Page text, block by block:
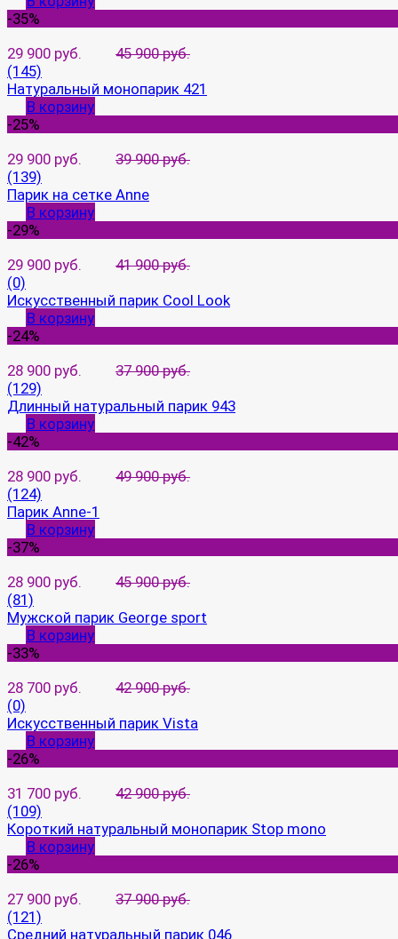
-35%
29 900 руб.
45 900 руб.
(145)
Натуральный монопарик 421
В корзину
-25%
29 900 руб.
39 900 руб.
(139)
Парик на сетке Anne
В корзину
-29%
29 900 руб.
41 900 руб.
(0)
Искусственный парик Cool Look
В корзину
-24%
28 900 руб.
37 900 руб.
(129)
Длинный натуральный парик 943
В корзину
-42%
28 900 руб.
49 900 руб.
(124)
Парик Anne-1
В корзину
-37%
28 900 руб.
45 900 руб.
(81)
Мужской парик George sport
В корзину
-33%
28 700 руб.
42 900 руб.
(0)
Искусственный парик Vista
В корзину
-26%
31 700 руб.
42 900 руб.
(109)
Короткий натуральный монопарик Stop mono
В корзину
-26%
27 900 руб.
37 900 руб.
(121)
Средний натуральный парик 046